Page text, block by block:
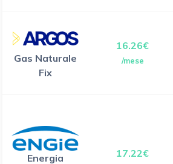
Gas Naturale
Fix
16.26€
/mese
Energia
17.22€